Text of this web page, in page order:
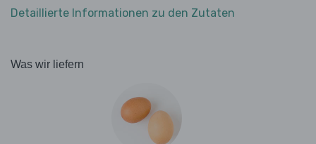
Detaillierte Informationen zu den Zutaten
Was wir liefern